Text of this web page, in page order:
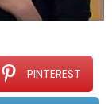
PINTEREST